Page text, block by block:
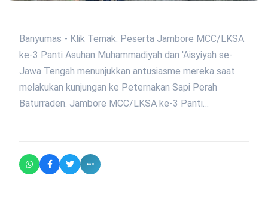
Banyumas - Klik Ternak. Peserta Jambore MCC/LKSA
ke-3 Panti Asuhan Muhammadiyah dan 'Aisyiyah se-
Jawa Tengah menunjukkan antusiasme mereka saat
melakukan kunjungan ke Peternakan Sapi Perah
Baturraden. Jambore MCC/LKSA ke-3 Panti…